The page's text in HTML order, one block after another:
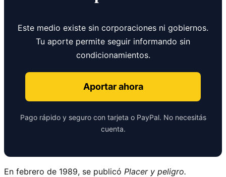
Este medio existe sin corporaciones ni gobiernos.
Tu aporte permite seguir informando sin
condicionamientos.
Aportar ahora
Pago rápido y seguro con tarjeta o PayPal. No necesitás
cuenta.
En febrero de 1989, se publicó Placer y peligro.